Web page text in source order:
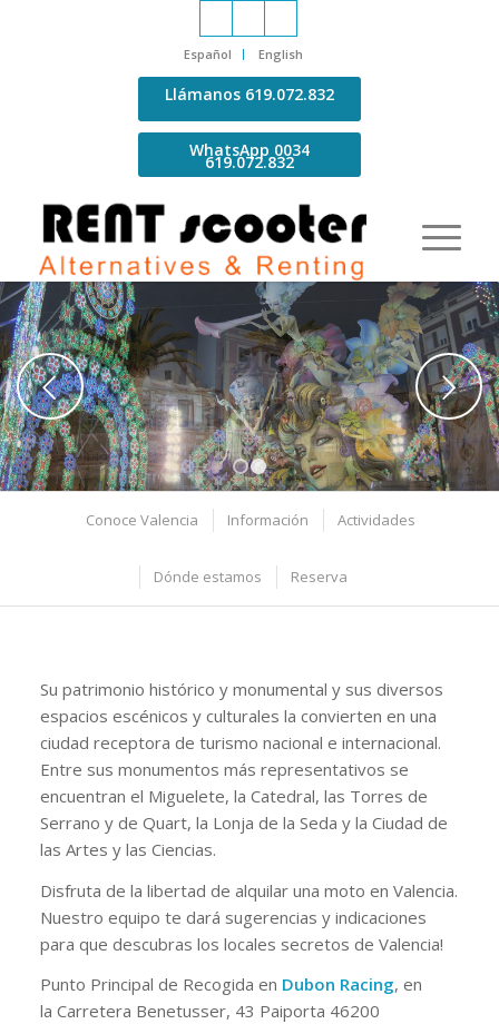
Español English
Llámanos 619.072.832
WhatsApp 0034
619.072.832
Posterior
1 2
Conoce Valencia Información Actividades
Dónde estamos Reserva
Su patrimonio histórico y monumental y sus diversos
espacios escénicos y culturales la convierten en una
ciudad receptora de turismo nacional e internacional.
Entre sus monumentos más representativos se
encuentran el Miguelete, la Catedral, las Torres de
Serrano y de Quart, la Lonja de la Seda y la Ciudad de
las Artes y las Ciencias.
Disfruta de la libertad de alquilar una moto en Valencia.
Nuestro equipo te dará sugerencias y indicaciones
para que descubras los locales secretos de Valencia!
Punto Principal de Recogida en Dubon Racing, en
la Carretera Benetusser, 43 Paiporta 46200